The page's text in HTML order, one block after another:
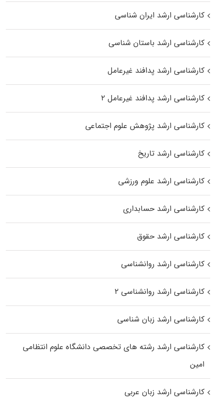
کارشناسی ارشد ایران شناسی
کارشناسی ارشد باستان شناسی
کارشناسی ارشد پدافند غیرعامل
کارشناسی ارشد پدافند غیرعامل ۲
کارشناسی ارشد پژوهش علوم اجتماعی
کارشناسی ارشد تاریخ
کارشناسی ارشد علوم ورزشی
کارشناسی ارشد حسابداری
کارشناسی ارشد حقوق
کارشناسی ارشد روانشناسی
کارشناسی ارشد روانشناسی ۲
کارشناسی ارشد زبان شناسی
کارشناسی ارشد رﺷﺘﻪ ﻫﺎی تخصصی داﻧﺸﮕﺎه ﻋﻠﻮم انتظامی
اﻣﻴﻦ
کارشناسی ارشد زبان عربی